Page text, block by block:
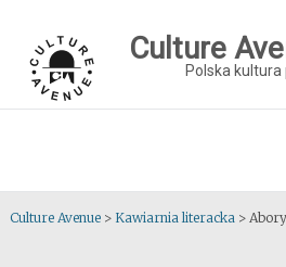
content
Culture
Polska
Culture Avenue> Kawiarnia literacka>